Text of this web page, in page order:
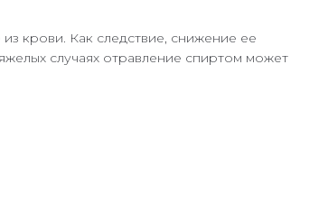
крови. Как следствие, снижение ее
случаях отравление спиртом может